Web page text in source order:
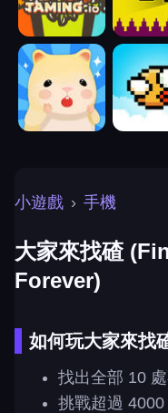
小遊戲 › 手機
大家來找碴
Forever)
如何玩大家來找
找出全部 10 處
挑戰超過 4000